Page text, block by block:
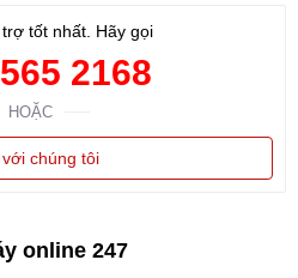
tốt nhất. Hãy gọi
2168
HOẶC
chúng tôi
online 247